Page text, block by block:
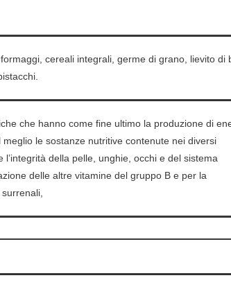
cereali integrali, germe di grano, lievito di
che hanno come fine ultimo la produzione di
le sostanze nutritive contenute nei diversi
della pelle, unghie, occhi e del sistema
delle altre vitamine del gruppo B e per la